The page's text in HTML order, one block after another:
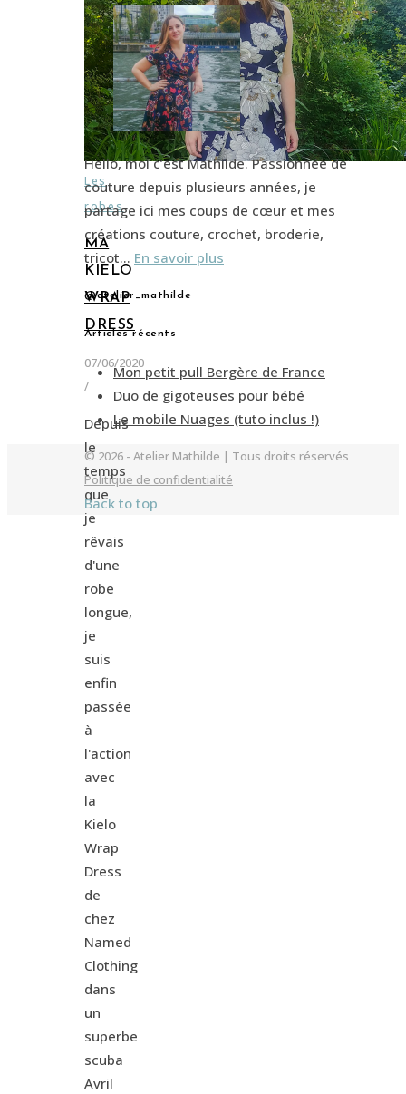
Les
robes
MA
KIELO
WRAP
DRESS
07/06/2020
/
Depuis
le
temps
que
je
rêvais
d'une
robe
longue,
je
suis
enfin
passée
à
l'action
avec
la
Kielo
Wrap
Dress
de
chez
Named
Clothing
dans
un
superbe
scuba
Avril
Hello, moi c’est Mathilde. Passionnée de
couture depuis plusieurs années, je
partage ici mes coups de cœur et mes
créations couture, crochet, broderie,
tricot… En savoir plus
@atelier_mathilde
Articles récents
Mon petit pull Bergère de France
Duo de gigoteuses pour bébé
Le mobile Nuages (tuto inclus !)
© 2026 - Atelier Mathilde | Tous droits réservés
Politique de confidentialité
Back to top